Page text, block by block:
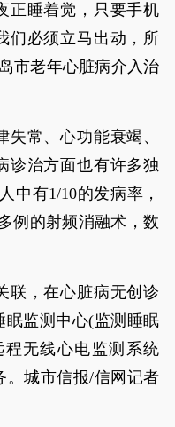
正睡着觉，只要手机
们必须立马出动，所
市老年心脏病介入治
常、心功能衰竭、
诊治方面也有许多独
中有1/10的发病率，
例的射频消融术，数
联，在心脏病无创诊
眠监测中心(监测睡眠
无线心电监测系统
。城市信报/信网记者